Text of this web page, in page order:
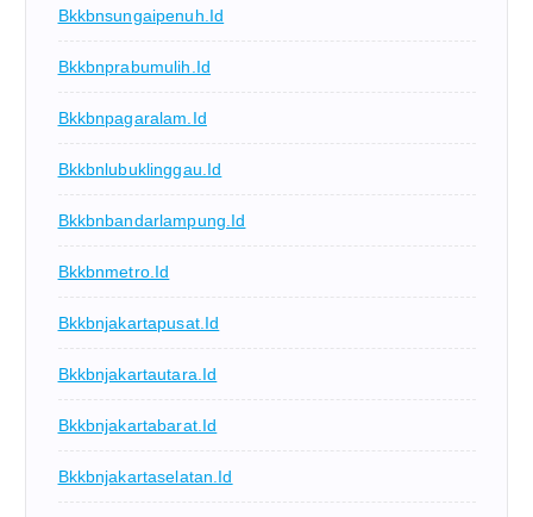
Bkkbnsungaipenuh.id
Bkkbnprabumulih.id
Bkkbnpagaralam.id
Bkkbnlubuklinggau.id
Bkkbnbandarlampung.id
Bkkbnmetro.id
Bkkbnjakartapusat.id
Bkkbnjakartautara.id
Bkkbnjakartabarat.id
Bkkbnjakartaselatan.id